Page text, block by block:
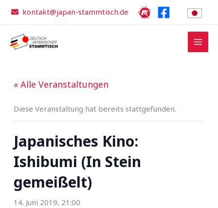
Inhalt
kontakt@japan-stammtisch.de
« Alle Veranstaltungen
Diese Veranstaltung hat bereits stattgefunden.
Japanisches Kino:
Ishibumi (In Stein
gemeißelt)
14. Juni 2019, 21:00